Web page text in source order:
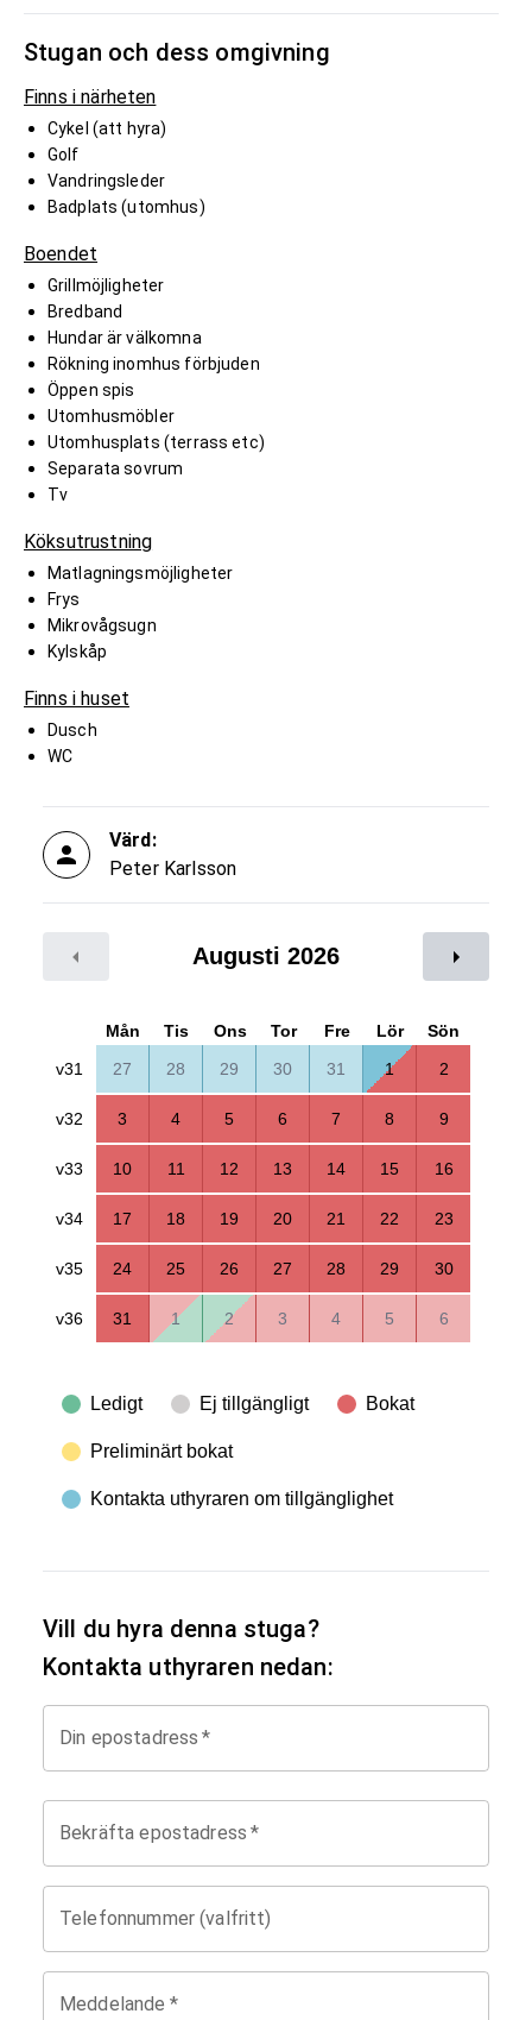
Stugan och dess omgivning
Finns i närheten
Cykel (att hyra)
Golf
Vandringsleder
Badplats (utomhus)
Boendet
Grillmöjligheter
Bredband
Hundar är välkomna
Rökning inomhus förbjuden
Öppen spis
Utomhusmöbler
Utomhusplats (terrass etc)
Separata sovrum
Tv
Köksutrustning
Matlagningsmöjligheter
Frys
Mikrovågsugn
Kylskåp
Finns i huset
Dusch
WC
Värd:
Peter Karlsson
Augusti 2026
Mån Tis Ons Tor Fre Lör
Sön
v31
27 28 29 30 31 1 2
v32 3 4 5 6 7 8 9
v33 10 11 12 13 14 15 16
v34 17 18 19 20 21 22 23
v35 24 25 26 27 28 29 30
v36 31 1 2 3 4 5 6
Ledigt Ej tillgängligt Bokat
Preliminärt bokat
Kontakta uthyraren om tillgänglighet
Vill du hyra denna stuga?
Kontakta uthyraren nedan:
Din epostadress *
Bekräfta epostadress *
Telefonnummer (valfritt)
Meddelande *